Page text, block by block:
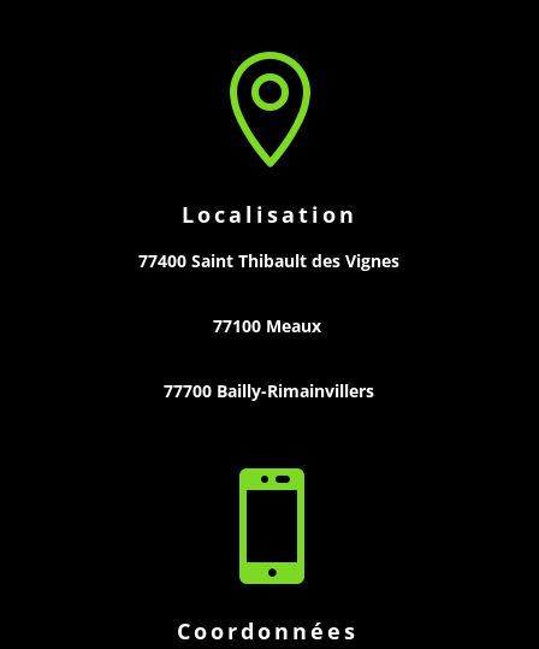

Localisation
77400 Saint Thibault des Vignes
77100 Meaux
77700 Bailly-Rimainvillers

Coordonnées